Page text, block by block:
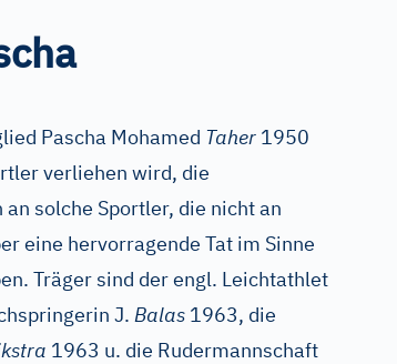
Pascha Mohamed Taher 1950
verliehen wird, die
solche Sportler, die nicht an
eine hervorragende Tat im Sinne
Träger sind der engl. Leichtathlet
J. Balas 1963, die
1963 u. die Rudermannschaft